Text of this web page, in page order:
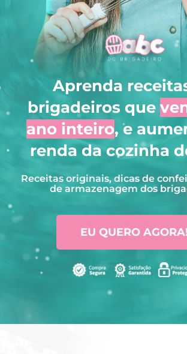
Aprenda
brigadeiros que
ano inteiro, e
renda da cozinha
Receitas originais, dicas de
de armazenagem dos
EU QUERO